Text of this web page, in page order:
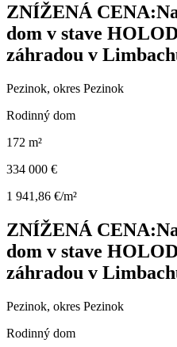
ZNÍŽENÁ
dom v stave
záhradou v
Pezinok, okres Pezinok
Rodinný dom
172 m²
334 000 €
1 941,86 €/m²
ZNÍŽENÁ
dom v stave
záhradou v
Pezinok, okres Pezinok
Rodinný dom